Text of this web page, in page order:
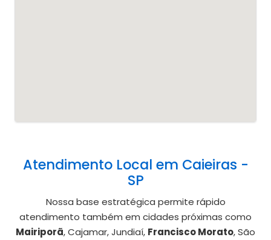
Atendimento Local em Caieiras -
SP
Nossa base estratégica permite rápido
atendimento também em cidades próximas como
Mairiporã, Cajamar, Jundiaí, Francisco Morato, São